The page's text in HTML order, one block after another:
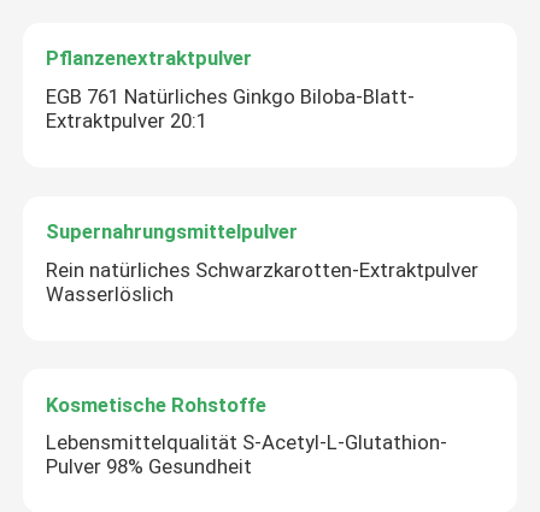
Pflanzenextraktpulver
EGB 761 Natürliches Ginkgo Biloba-Blatt-
Extraktpulver 20:1
Supernahrungsmittelpulver
Rein natürliches Schwarzkarotten-Extraktpulver
Wasserlöslich
Kosmetische Rohstoffe
Lebensmittelqualität S-Acetyl-L-Glutathion-
Pulver 98% Gesundheit